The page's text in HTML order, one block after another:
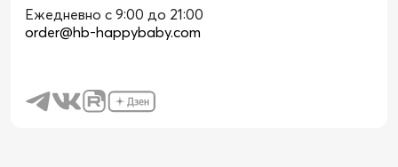
Ежедневно с 9:00 до 21:00
order@hb-happybaby.com